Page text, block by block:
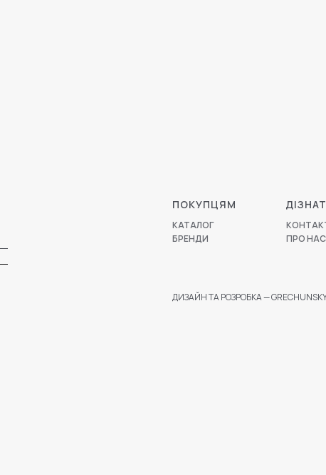
ПРО НАС
КАТАЛОГ
БРЕНДИ
ПОКУПЦЯМ
ДИЗАЙН ТА РОЗРОБКА —